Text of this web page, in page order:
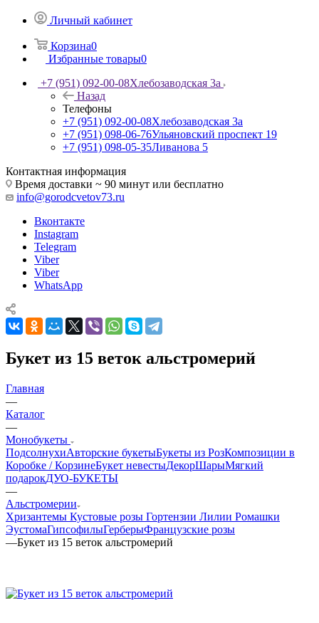
Личный кабинет
Корзина0
Избранные товары0
+7 (951) 092-00-08Хлебозаводская 3а
Назад
Телефоны
+7 (951) 092-00-08Хлебозаводская 3а
+7 (951) 098-06-76Ульяновский проспект 19
+7 (951) 098-05-35Ливанова 5
Контактная информация
Время доставки ~ 90 минут или бесплатно
info@gorodcvetov73.ru
Вконтакте
Instagram
Telegram
Viber
Viber
WhatsApp
Букет из 15 веток альстромерий
Главная
—
Каталог
—
Монобукеты
ПодсолнухиАвторские букетыБукеты из РозКомпозиции в
Коробке / КорзинеБукет невестыДекорШарыМягкий
подарокДУО-БУКЕТЫ
—
Альстромерии
Хризантемы Кустовые розы Гортензии Лилии Ромашки
ЭустомаГипсофилыГерберыФранцузские розы
—Букет из 15 веток альстромерий